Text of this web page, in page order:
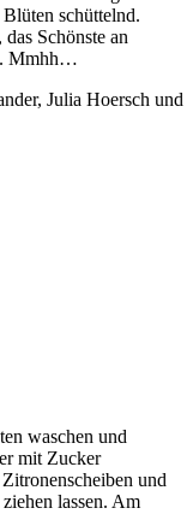
schüttelnd.
Schönste an
Mmhh…
Julia Hoersch und
waschen und
mit Zucker
und
lassen. Am